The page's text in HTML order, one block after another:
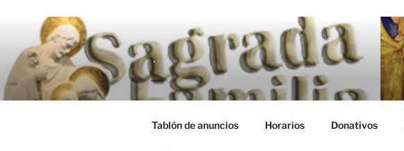
.
Tablón de anuncios Horarios Donativos